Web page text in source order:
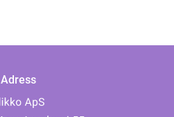
Adress